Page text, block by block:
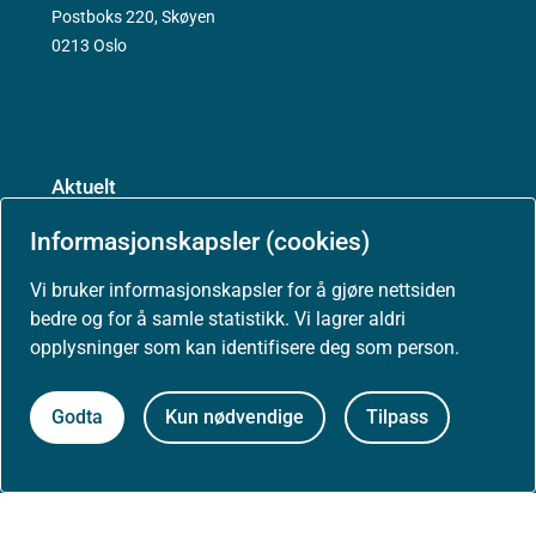
Informasjonskapsler (cookies)
Vi bruker informasjonskapsler for å gjøre nettsiden
bedre og for å samle statistikk. Vi lagrer aldri
opplysninger som kan identifisere deg som person.
Godta Kun nødvendige Tilpass
Postboks 220, Skøyen
0213 Oslo
Aktuelt
Nyheter
Arrangementer
Høringer